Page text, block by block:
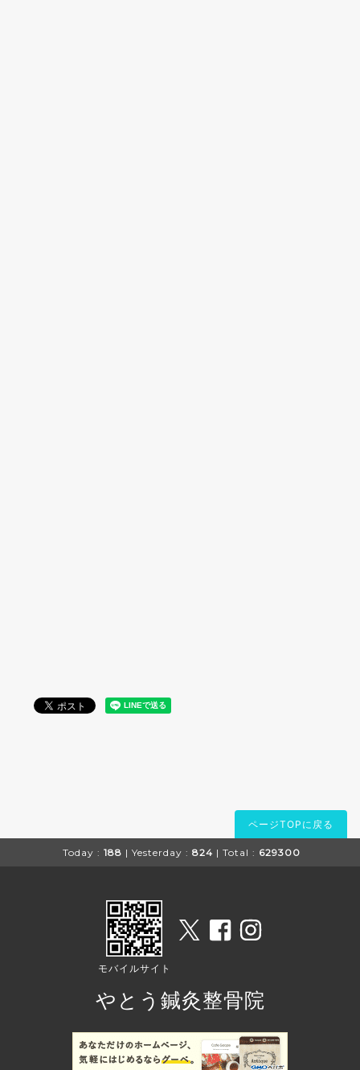
ページTOPに戻る
Today : 188 | Yesterday : 824 | Total : 629300
モバイルサイト
やとう鍼灸整骨院